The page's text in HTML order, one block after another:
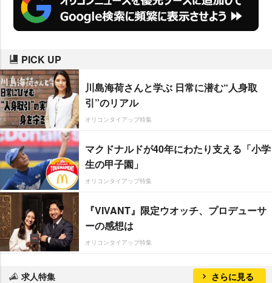
PICK UP
川島海荷さんと学ぶ 日常に潜む“人身取
引”のリアル
オリコンタイアップ特集
マクドナルドが40年にわたり支える「小学
生の甲子園」
オリコンタイアップ特集
『VIVANT』限定ウオッチ、プロデューサ
ーの感想は
オリコンタイアップ特集
求人特集 さらに見る